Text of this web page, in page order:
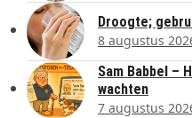
Droogte;
8 augustus
Sam Babbel –
wachten
7 augustus